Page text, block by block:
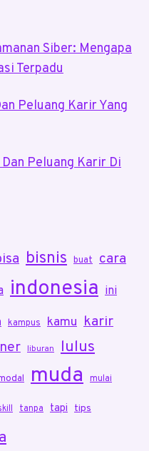
Siber: Mengapa
Terpadu
Peluang Karir Yang
Peluang Karir Di
bisnis buat cara
indonesia ini
kampus kamu karir
liburan lulus
muda mulai
tanpa tapi tips